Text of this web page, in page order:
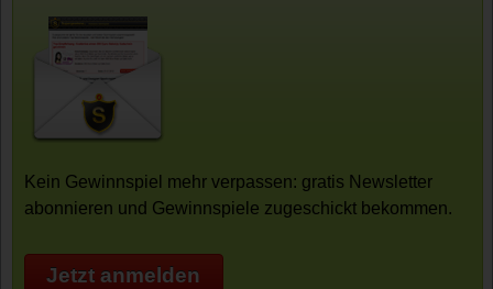
Kein Gewinnspiel mehr verpassen: gratis Newsletter
abonnieren und Gewinnspiele zugeschickt bekommen.
Jetzt anmelden